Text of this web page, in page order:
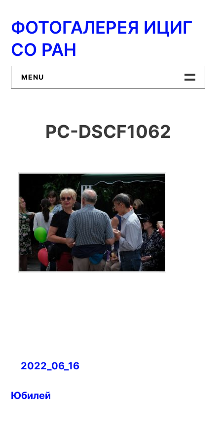
содержимому
ФОТОГАЛЕРЕЯ ИЦИГ
СО РАН
MENU
ИЦиГ СО РАН
PC-DSCF1062
Навигация
записям
2022_06_16
Юбилей